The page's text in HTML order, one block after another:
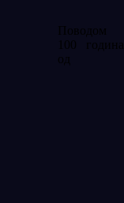
Поводом
100 година
од